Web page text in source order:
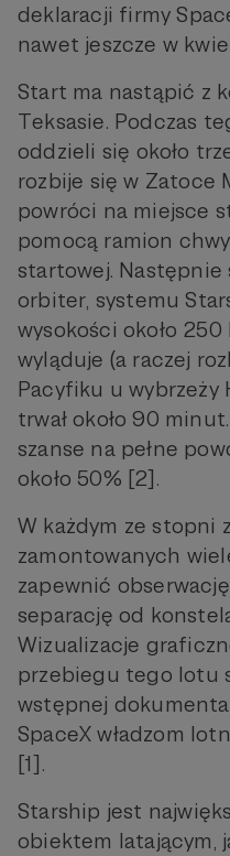
deklaracji firmy
nawet jeszcze w
Start ma nastąpić z
Teksasie. Podczas
oddzieli się około
rozbije się w Zatoce
powróci na miejsce
pomocą ramion
startowej.
orbiter, systemu
wysokości około
wyląduje (a raczej
Pacyfiku u wybrzeży
trwał około 90
szanse na pełne
około 50% [2].
W każdym ze stopni
zamontowanych
zapewnić
separację od
Wizualizacje
przebiegu tego lotu
wstępnej
SpaceX władzom
[1].
Starship jest
obiektem latającym,